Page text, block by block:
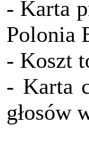
- Karta
Polonia
- Koszt
- Karta
głosów